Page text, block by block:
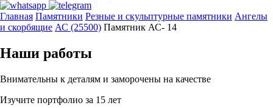
Главная Памятники Резные и скульптурные памятники Ангелы
и скорбящие АС (25500) Памятник АС- 14
Наши работы
Внимательны к деталям и заморочены на качестве
Изучите портфолио за 15 лет